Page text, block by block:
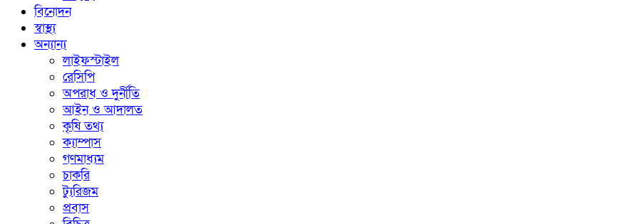
বিনোদন
স্বাস্থ্য
অন্যান্য
লাইফস্টাইল
রেসিপি
অপরাধ ও দুর্নীতি
আইন ও আদালত
কৃষি তথ্য
ক্যাম্পাস
গণমাধ্যম
চাকরি
ট্যুরিজম
প্রবাস